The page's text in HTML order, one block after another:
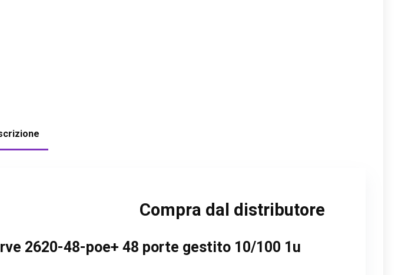
Compra dal distributore
2620-48-poe+ 48 porte gestito 10/100 1u